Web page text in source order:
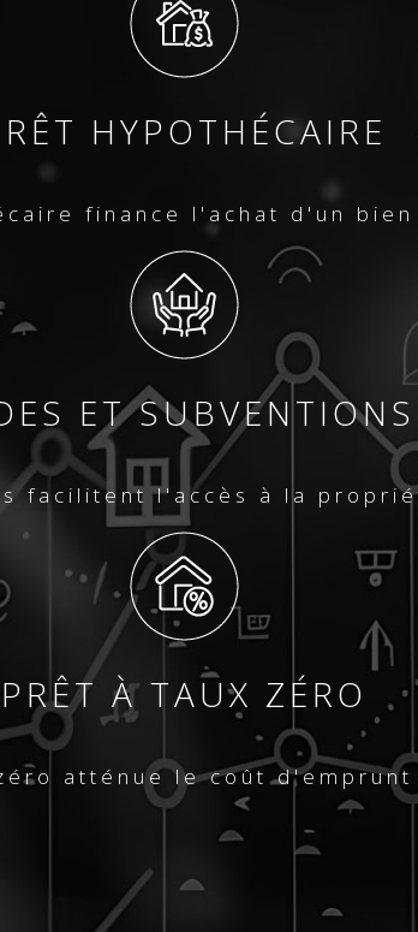
HYPOTHÉCAIRE
finance l'achat d'un
ET SUBVENTIONS
facilitent l'accès à la
PRÊT À TAUX ZÉRO
atténue le coût d'emprunt